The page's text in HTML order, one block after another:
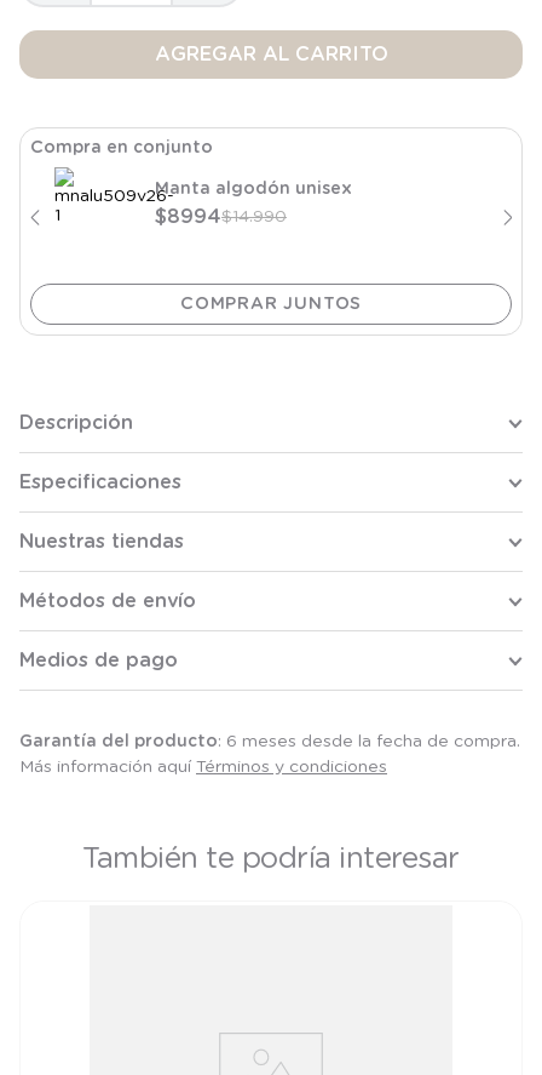
AGREGAR AL CARRITO
Compra en conjunto
Manta algodón unisex
$8994$14.990
Descripción
Especificaciones
Nuestras tiendas
Métodos de envío
Medios de pago
Garantía del producto: 6 meses desde la fecha de compra.
Más información aquí Términos y condiciones
También te podría interesar